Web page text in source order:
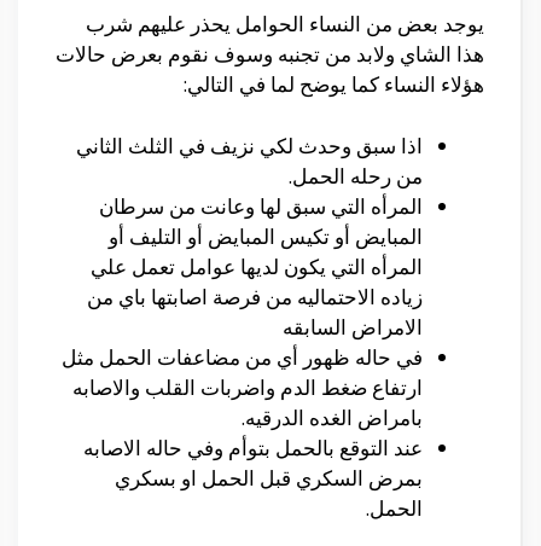
يوجد بعض من النساء الحوامل يحذر عليهم شرب
هذا الشاي ولابد من تجنبه وسوف نقوم بعرض حالات
هؤلاء النساء كما يوضح لما في التالي:
اذا سبق وحدث لكي نزيف في الثلث الثاني
من رحله الحمل.
المرأه التي سبق لها وعانت من سرطان
المبايض أو تكيس المبايض أو التليف أو
المرأه التي يكون لديها عوامل تعمل علي
زياده الاحتماليه من فرصة اصابتها باي من
الامراض السابقه
في حاله ظهور أي من مضاعفات الحمل مثل
ارتفاع ضغط الدم واضربات القلب والاصابه
بامراض الغده الدرقيه.
عند التوقع بالحمل بتوأم وفي حاله الاصابه
بمرض السكري قبل الحمل او بسكري
الحمل.